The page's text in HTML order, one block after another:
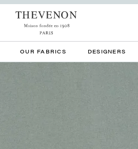
OUR FABRICS DESIGNERS